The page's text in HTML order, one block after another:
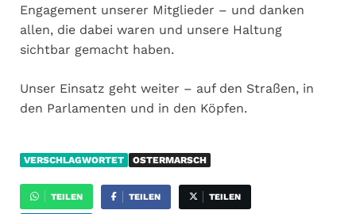
Engagement unserer Mitglieder – und danken
allen, die dabei waren und unsere Haltung
sichtbar gemacht haben.
Unser Einsatz geht weiter – auf den Straßen, in
den Parlamenten und in den Köpfen.
VERSCHLAGWORTET OSTERMARSCH
TEILEN TEILEN TEILEN